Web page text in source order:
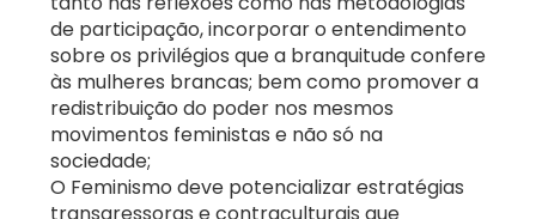
de participação, incorporar o entendimento
sobre os privilégios que a branquitude confere
às mulheres brancas; bem como promover a
redistribuição do poder nos mesmos
movimentos feministas e não só na
sociedade;
O Feminismo deve potencializar estratégias
transgressoras e contraculturais que